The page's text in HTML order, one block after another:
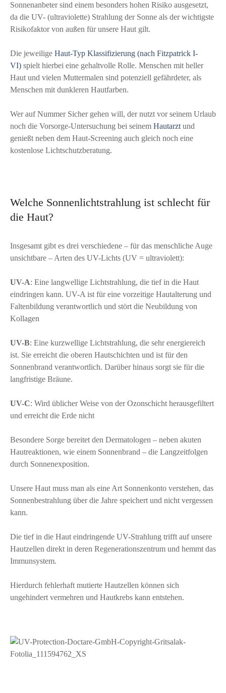
Sonnenanbeter sind einem besonders hohen Risiko ausgesetzt,
da die UV- (ultraviolette) Strahlung der Sonne als der wichtigste
Risikofaktor von außen für unsere Haut gilt.
Die jeweilige Haut-Typ Klassifizierung (nach Fitzpatrick I-
VI) spielt hierbei eine gehaltvolle Rolle. Menschen mit heller
Haut und vielen Muttermalen sind potenziell gefährdeter, als
Menschen mit dunkleren Hautfarben.
Wer auf Nummer Sicher gehen will, der nutzt vor seinem Urlaub
noch die Vorsorge-Untersuchung bei seinem Hautarztund
genießt neben dem Haut-Screening auch gleich noch eine
kostenlose Lichtschutzberatung.
Welche Sonnenlichtstrahlung ist schlecht für
die Haut?
Insgesamt gibt es drei verschiedene – für das menschliche Auge
unsichtbare – Arten des UV-Lichts (UV = ultraviolett):
UV-A: Eine langwellige Lichtstrahlung, die tief in die Haut
eindringen kann. UV-A ist für eine vorzeitige Hautalterung und
Faltenbildung verantwortlich und stört die Neubildung von
Kollagen
UV-B: Eine kurzwellige Lichtstrahlung, die sehr energiereich
ist. Sie erreicht die oberen Hautschichten und ist für den
Sonnenbrand verantwortlich. Darüber hinaus sorgt sie für die
langfristige Bräune.
UV-C: Wird üblicher Weise von der Ozonschicht herausgefiltert
und erreicht die Erde nicht
Besondere Sorge bereitet den Dermatologen – neben akuten
Hautreaktionen, wie einem Sonnenbrand – die Langzeitfolgen
durch Sonnenexposition.
Unsere Haut muss man als eine Art Sonnenkonto verstehen, das
Sonnenbestrahlung über die Jahre speichert und nicht vergessen
kann.
Die tief in die Haut eindringende UV-Strahlung trifft auf unsere
Hautzellen direkt in deren Regenerationszentrum und hemmt das
Immunsystem.
Hierdurch fehlerhaft mutierte Hautzellen können sich
ungehindert vermehren und Hautkrebs kann entstehen.